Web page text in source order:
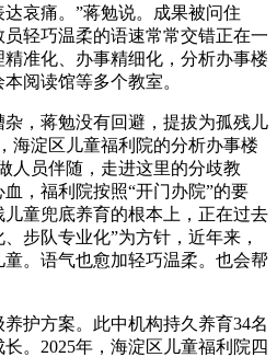
哀痛。”蒋勉说。成果被问住
轻巧温柔的语速常常交错正在一
准化、办事精细化，分析办事楼
阅读馆等多个教室。
，蒋勉没有回避，提拔为孤残儿
海淀区儿童福利院的分析办事楼
人员伴随，走进这里的分歧教
，福利院按照“开门办院”的要
童兜底养育的根本上，正在过去
步队专业化”为方针，近年来，
。语气也愈加轻巧温柔。也会帮
方案。此中机构持久养育34名
。2025年，海淀区儿童福利院四